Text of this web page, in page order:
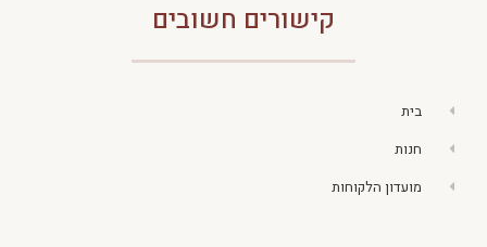
קישורים חשובים
בית
חנות
מועדון הלקוחות